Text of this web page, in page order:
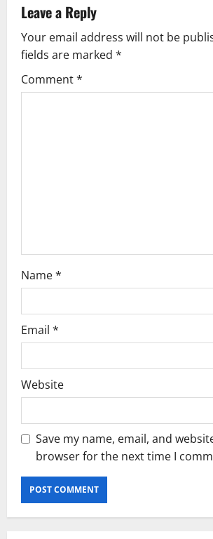
v
i
g
Leave a Reply
Your email address will not be
fields are marked *
Comment*
Name*
Email *
Website
Save my name, email, and
browser for the next time I